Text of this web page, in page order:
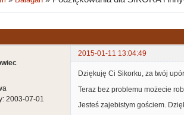
2015-01-11 13:04:49
2003-07-01
Dziękuję Ci Sikorku, za twój
Teraz bez problemu możecie
Jesteś zajebistym gościem.